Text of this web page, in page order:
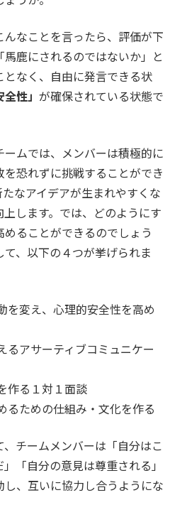
なことを言ったら、評価が下
鹿にされるのではないか」と
となく、自由に発言できる状
全性」が確保されている状態で
ムでは、メンバーは積極的に
恐れずに挑戦することができ
なアイデアが生まれやすくな
します。では、どのようにす
ることができるのでしょう
、以下の４つが挙げられま
を変え、心理的安全性を高め
るアサーティブコミュニケー
作る１対１面談
るための仕組み・文化を作る
チームメンバーは「自分はこ
「自分の意見は尊重される」
し、互いに協力し合うようにな